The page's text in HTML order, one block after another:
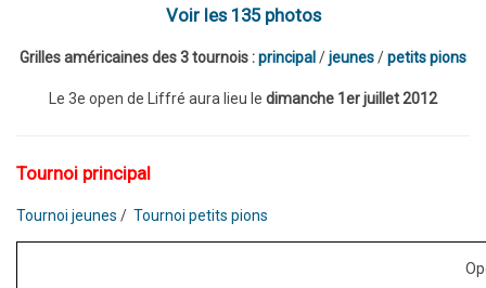
Voir les 135 photos
Grilles américaines des 3 tournois :principal /jeunes/petits pions
Le 3e open de Liffré aura lieu le dimanche 1er juillet 2012
Tournoi principal
Tournoi jeunes / Tournoi petits pions